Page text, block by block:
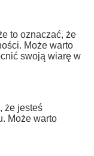
to oznaczać, że
Może warto
swoją wiarę w
że jesteś
Może warto